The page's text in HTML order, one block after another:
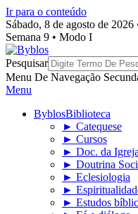
Ir para o conteúdo
Sábado, 8 de agosto de
Semana 9 • Modo I
Byblos
Pesquisar
Menu De Navegação
Menu
ByblosBiblioteca
► Catequese
► Cursos
► Doc. da Igreja
► Doutrina
► Eclesiologia
►
► Estudos